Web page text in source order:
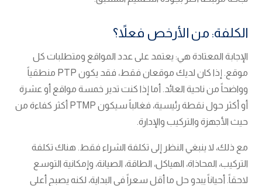
الكلفة: من الأرخص فعلاً؟
الإجابة المعتادة هي: يعتمد على عدد المواقع ومتطلبات كل
موقع. إذا كان لديك موقعان فقط، فقد يكون PTP منطقياً
وواضحاً من ناحية العائد. أما إذا كنت تدير خمسة مواقع أو عشرة
أو أكثر حول نقطة رئيسية، فغالباً سيكون PTMP أكثر كفاءة من
حيث الأجهزة والتركيب والإدارة.
مع ذلك، لا ينبغي النظر إلى تكلفة الشراء فقط. هناك تكلفة
التركيب، المحاذاة، الهياكل، الطاقة، الصيانة، وإمكانية التوسع
لاحقاً. أحياناً يبدو حل ما أقل سعراً في البداية، لكنه يصبح أعلى